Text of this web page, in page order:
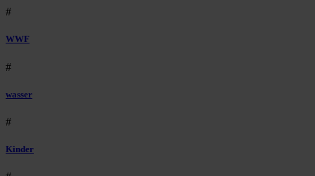
#
WWF
#
wasser
#
Kinder